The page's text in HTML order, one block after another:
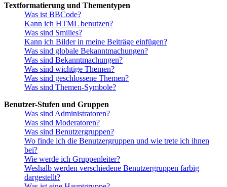
Textformatierung und Thementypen
Was ist BBCode?
Kann ich HTML benutzen?
Was sind Smilies?
Kann ich Bilder in meine Beiträge einfügen?
Was sind globale Bekanntmachungen?
Was sind Bekanntmachungen?
Was sind wichtige Themen?
Was sind geschlossene Themen?
Was sind Themen-Symbole?
Benutzer-Stufen und Gruppen
Was sind Administratoren?
Was sind Moderatoren?
Was sind Benutzergruppen?
Wo finde ich die Benutzergruppen und wie trete ich ihnen
bei?
Wie werde ich Gruppenleiter?
Weshalb werden verschiedene Benutzergruppen farbig
dargestellt?